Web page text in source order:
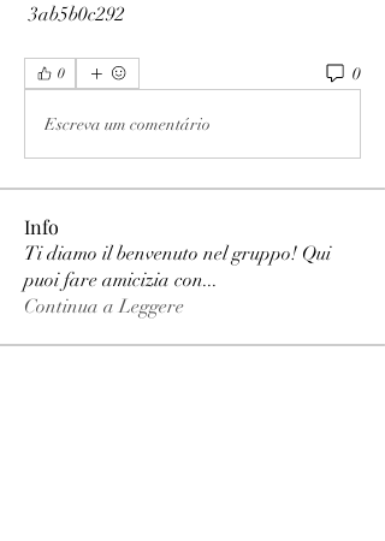
3ab5b0c292
0 0
Escreva um comentário
Info
Ti diamo il benvenuto nel gruppo! Qui
puoi fare amicizia con...
Continua a Leggere